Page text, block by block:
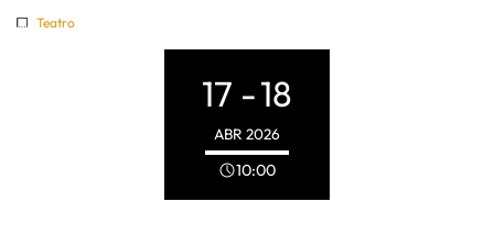
Teatro
17 -18
ABR 2026
10:00